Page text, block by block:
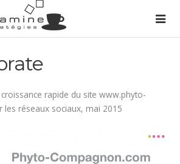
rapide du site www.phyto-
les réseaux sociaux, mai 2015